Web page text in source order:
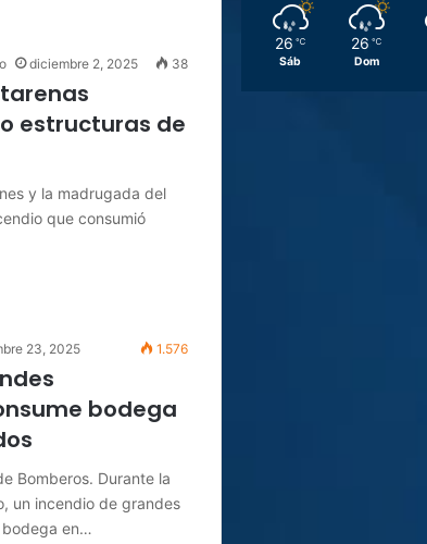
diciembre 2, 2025 38
estructuras de
y la madrugada del
que consumió
23, 2025 1.576
bodega
Bomberos. Durante la
un incendio de grandes
en…
26 ℃
Sáb
26 ℃
Dom